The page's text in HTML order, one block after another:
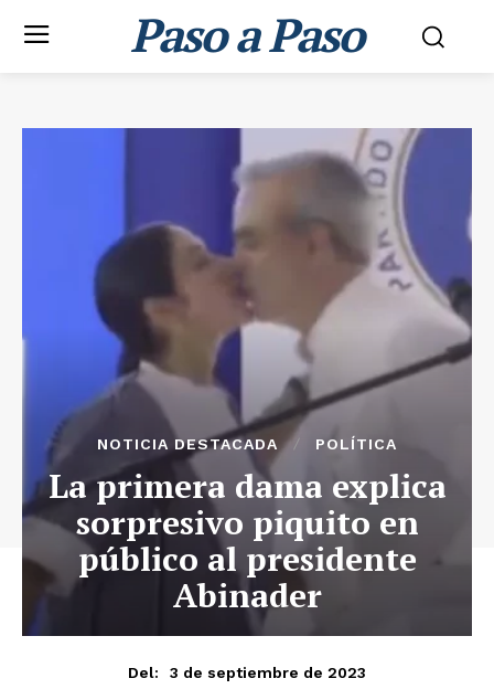
Paso a Paso
NOTICIA DESTACADA POLÍTICA
La primera dama explica
sorpresivo piquito en
público al presidente
Abinader
Del: 3 de septiembre de 2023